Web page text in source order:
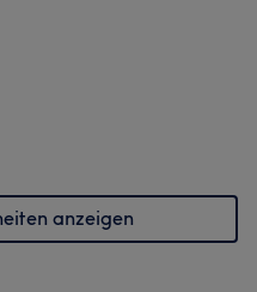
anzeigen